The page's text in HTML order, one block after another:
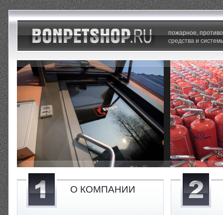
пожарное,
средства и
О КОМПАНИИ